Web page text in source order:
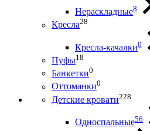
Нераскладные8
Кресла28
Кресла-качалки0
Пуфы18
Банкетки0
Оттоманки0
Детские кровати228
Односпальные56